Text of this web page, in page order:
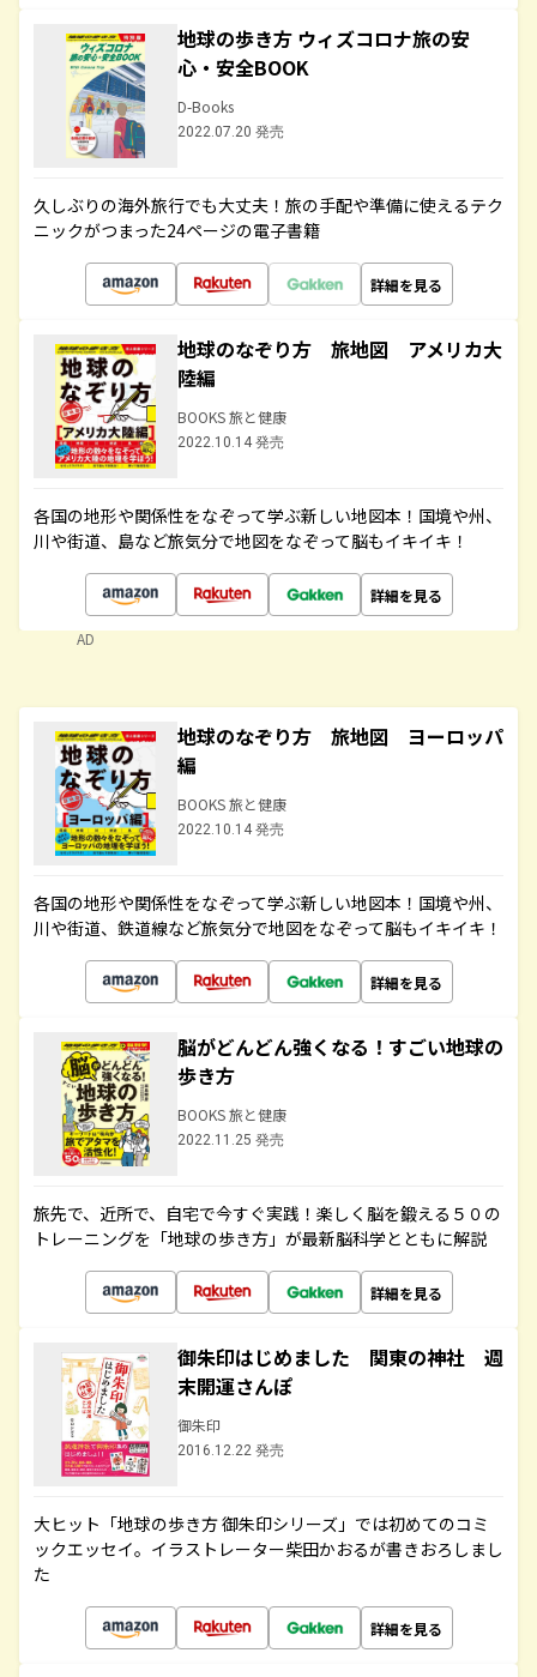
地球の歩き方 ウィズコロナ旅の安
心・安全BOOK
D-Books
2022.07.20 発売
久しぶりの海外旅行でも大丈夫！旅の手配や準備に使えるテク
ニックがつまった24ページの電子書籍
詳細を見る
地球のなぞり方 旅地図 アメリカ大
陸編
BOOKS 旅と健康
2022.10.14 発売
各国の地形や関係性をなぞって学ぶ新しい地図本！国境や州、
川や街道、島など旅気分で地図をなぞって脳もイキイキ！
詳細を見る
AD
地球のなぞり方 旅地図 ヨーロッパ
編
BOOKS 旅と健康
2022.10.14 発売
各国の地形や関係性をなぞって学ぶ新しい地図本！国境や州、
川や街道、鉄道線など旅気分で地図をなぞって脳もイキイキ！
詳細を見る
脳がどんどん強くなる！すごい地球の
歩き方
BOOKS 旅と健康
2022.11.25 発売
旅先で、近所で、自宅で今すぐ実践！楽しく脳を鍛える５０の
トレーニングを「地球の歩き方」が最新脳科学とともに解説
詳細を見る
御朱印はじめました 関東の神社 週
末開運さんぽ
御朱印
2016.12.22 発売
大ヒット「地球の歩き方 御朱印シリーズ」では初めてのコミ
ックエッセイ。イラストレーター柴田かおるが書きおろしまし
た
詳細を見る